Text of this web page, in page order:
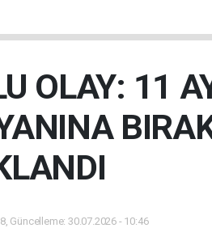
OLAY: 11
Güncelleme: 30.07.2026 - 10:46